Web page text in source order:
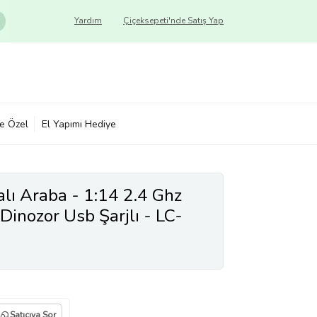
Çiçeksepeti'nde Satış Yap
Yardım
Özel El Yapımı Hediye
Araba - 1:14 2.4 Ghz
Usb Şarjlı - LC-